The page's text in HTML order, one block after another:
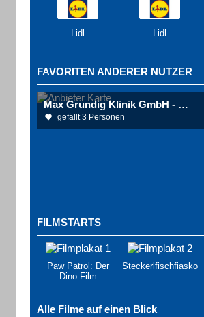
Lidl Lidl
FAVORITEN ANDERER NUTZER
Max Grundig Klinik GmbH - Bühlerhöhe -
gefällt 3 Personen
FILMSTARTS
Paw Patrol: Der
Dino Film
Steckerlfischfiasko
Alle Filme auf einen Blick